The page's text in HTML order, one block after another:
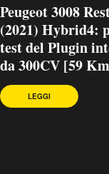
Peugeot 3008
(2021) Hybrid4:
test del Plugin
da 300CV [59
LEGGI